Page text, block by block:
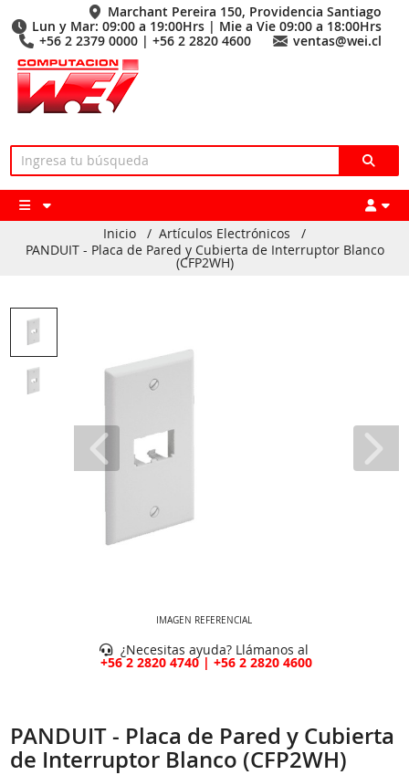
Marchant Pereira 150, Providencia Santiago
Lun y Mar: 09:00 a 19:00Hrs | Mie a Vie 09:00 a 18:00Hrs
+56 2 2379 0000 | +56 2 2820 4600
ventas@wei.cl
Inicio / Artículos Electrónicos
/
PANDUIT - Placa de Pared y Cubierta de Interruptor Blanco
(CFP2WH)
IMAGEN REFERENCIAL
¿Necesitas ayuda? Llámanos al
+56 2 2820 4740 | +56 2 2820 4600
PANDUIT - Placa de Pared y Cubierta
de Interruptor Blanco (CFP2WH)